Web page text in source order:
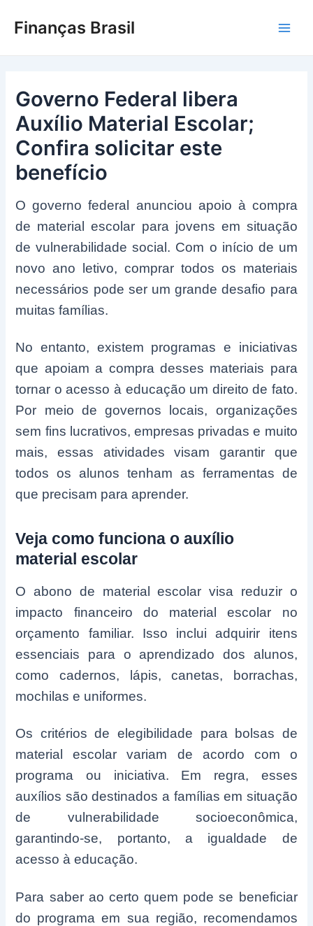
paraFinanças Brasil
Governo Federal libera
Auxílio Material Escolar;
Confira solicitar este
benefício
O governo federal anunciou apoio à compra
de material escolar para jovens em situação
de vulnerabilidade social. Com o início de um
novo ano letivo, comprar todos os materiais
necessários pode ser um grande desafio para
muitas famílias.
No entanto, existem programas e iniciativas
que apoiam a compra desses materiais para
tornar o acesso à educação um direito de fato.
Por meio de governos locais, organizações
sem fins lucrativos, empresas privadas e muito
mais, essas atividades visam garantir que
todos os alunos tenham as ferramentas de
que precisam para aprender.
Veja como funciona o auxílio
material escolar
O abono de material escolar visa reduzir o
impacto financeiro do material escolar no
orçamento familiar. Isso inclui adquirir itens
essenciais para o aprendizado dos alunos,
como cadernos, lápis, canetas, borrachas,
mochilas e uniformes.
Os critérios de elegibilidade para bolsas de
material escolar variam de acordo com o
programa ou iniciativa. Em regra, esses
auxílios são destinados a famílias em situação
de vulnerabilidade socioeconômica,
garantindo-se, portanto, a igualdade de
acesso à educação.
Para saber ao certo quem pode se beneficiar
do programa em sua região, recomendamos